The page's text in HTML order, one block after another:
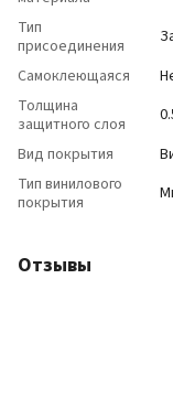
Тип
присоединения
Самоклеющаяся
Толщина
защитного слоя
Вид покрытия
Тип винилового
покрытия
Отзывы